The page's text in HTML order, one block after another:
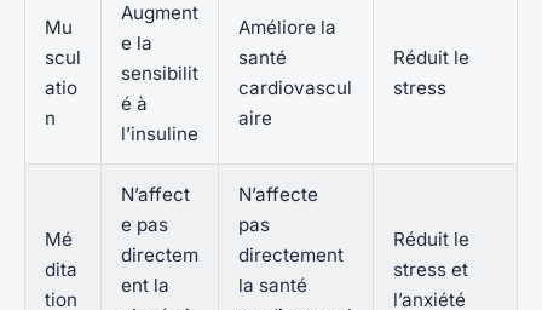
Mu
scul
atio
n
Augment
e la
sensibilit
é à
l’insuline
Améliore la
santé
cardiovascul
aire
Réduit le
stress
Mé
dita
tion
N’affect
e pas
directem
ent la
N’affecte
pas
directement
la santé
Réduit le
stress et
l’anxiété